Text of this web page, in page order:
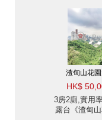
渣甸山花
HK$
3房2廁,實用
露台《渣甸